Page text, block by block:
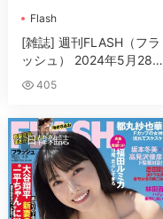
Flash
[雑誌] 週刊FLASH（フラ
ッシュ） 2024年5月28日
号405
日韓雜誌